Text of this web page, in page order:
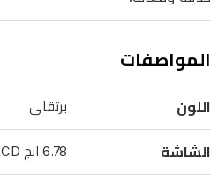
الشحن
بقدرة
واط،
المواصفات
اللون برتقالي
الشاشة 6.78 انج IPS LCD، تردد 120Hz، دقة HD+